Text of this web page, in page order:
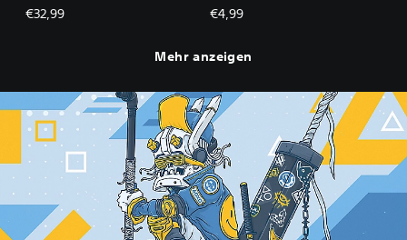
€32,99 €4,99
Mehr anzeigen